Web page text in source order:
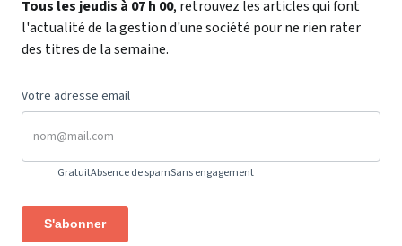
Tous les jeudis à 07 h 00, retrouvez les articles qui font
l'actualité de la gestion d'une société pour ne rien rater
des titres de la semaine.
Votre adresse email
GratuitAbsence de spamSans engagement
S'abonner